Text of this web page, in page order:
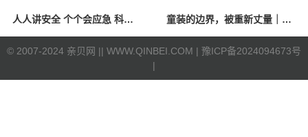
人人讲安全 个个会应急 科学应对防震避险 童装的边界，被重新丈量｜2026中国国际时装周·童话小镇圆满收官
© 2007-2024 亲贝网 || WWW.QINBEI.COM | 豫ICP备2024094673号
|